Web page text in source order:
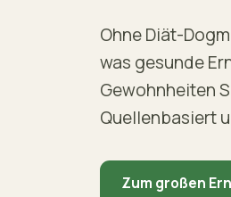
Ohne Diät-
was gesunde
Gewohnheiten
Quellenbasiert
Zum großen